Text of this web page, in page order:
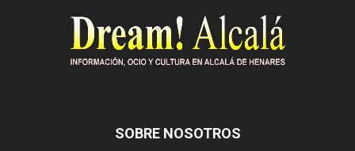
SOBRE NOSOTROS